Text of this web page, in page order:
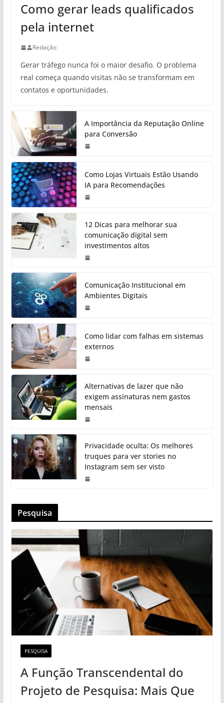
Como gerar leads qualificados
pela internet
Redação
Gerar tráfego nunca foi o maior desafio. O problema
real começa quando visitas não se transformam em
contatos e oportunidades.
A Importância da Reputação Online
para Conversão
Como Lojas Virtuais Estão Usando
IA para Recomendações
12 Dicas para melhorar sua
comunicação digital sem
investimentos altos
Comunicação Institucional em
Ambientes Digitais
Como lidar com falhas em sistemas
externos
Alternativas de lazer que não
exigem assinaturas nem gastos
mensais
Privacidade oculta: Os melhores
truques para ver stories no
Instagram sem ser visto
Pesquisa
PESQUISA
A Função Transcendental do
Projeto de Pesquisa: Mais Que